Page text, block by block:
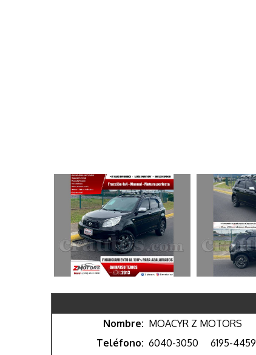
Nombre: MOACYR Z MOTORS
Teléfono: 6040-3050 6195-4459